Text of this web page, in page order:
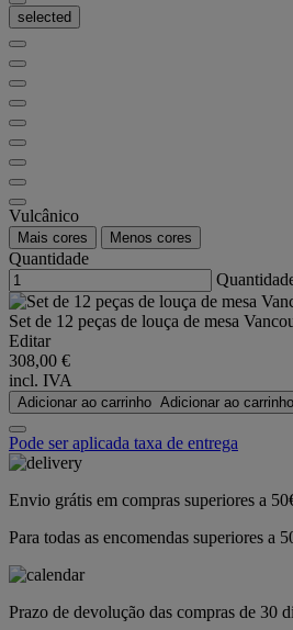
selected
Vulcânico
Mais cores Menos cores
Quantidade
Set de 12 peças de louça de mesa
Editar
308,00 €
incl. IVA
Adicionar ao carrinho Adicionar ao carrinho
Pode ser aplicada taxa de entrega
Envio grátis em compras superiores a
Para todas as encomendas superiores a
Prazo de devolução das compras de 30